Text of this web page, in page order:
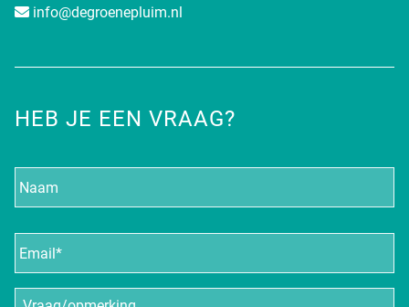
info@degroenepluim.nl
HEB JE EEN VRAAG?
E-
mailadres
Vraag/opmerking